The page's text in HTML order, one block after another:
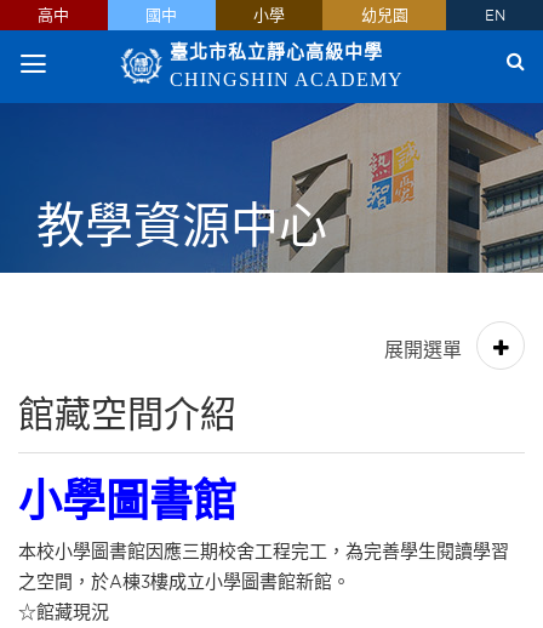
高中 國中 小學 幼兒園 EN
臺北市私立靜心高級中學
CHINGSHIN ACADEMY
教學資源中心
館藏空間介紹
小學圖書館
本校小學圖書館因應三期校舍工程完工，為完善學生閱讀學習
之空間，於A棟3樓成立小學圖書館新館。
☆館藏現況